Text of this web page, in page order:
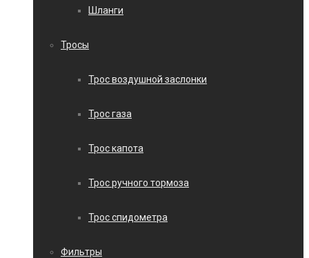
Шланги
Тросы
Трос воздушной заслонки
Трос газа
Трос капота
Трос ручного тормоза
Трос спидометра
Фильтры